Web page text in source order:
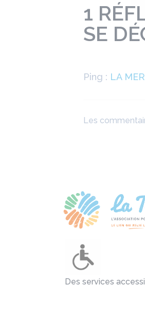
1
SE
Ping : LA
Les
Des services